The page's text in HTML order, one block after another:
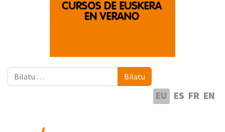
Bilatu Bilatu
EU ES FR EN